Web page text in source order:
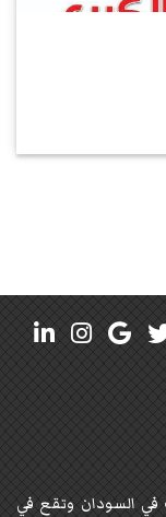
السودان وتقع في